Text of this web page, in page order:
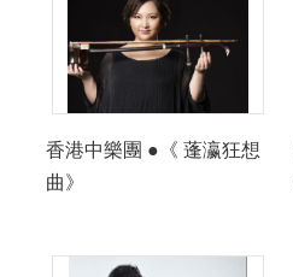
香港中樂團 ●《 蓬瀛狂想
曲》